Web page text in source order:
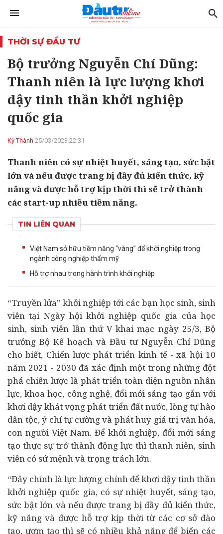
THỜI SỰ ĐẦU TƯ
Bộ trưởng Nguyễn Chí Dũng:
Thanh niên là lực lượng khơi
dậy tinh thần khởi nghiệp
quốc gia
Kỳ Thành 25/03/2023 22:31
Thanh niên có sự nhiệt huyết, sáng tạo, sức bật
lớn và nếu được trang bị đầy đủ kiến thức, kỹ
năng và được hỗ trợ kịp thời thì sẽ trở thành
các start-up nhiều tiềm năng.
TIN LIÊN QUAN
Việt Nam sở hữu tiềm năng “vàng” để khởi nghiệp trong
ngành công nghiệp thẩm mỹ
Hỗ trợ nhau trong hành trình khởi nghiệp
“Truyền lửa”khởi nghiệp tới các bạn học sinh, sinh
viên tại Ngày hội khởi nghiệp quốc gia của học
sinh, sinh viên lần thứ V khai mạc ngày 25/3, Bộ
trưởng Bộ Kế hoạch và Đầu tư Nguyễn Chí Dũng
cho biết, Chiến lược phát triển kinh tế- xã hội 10
năm 2021 - 2030 đã xác định một trong những đột
phá chiến lược là phát triển toàn diện nguồn nhân
lực, khoa học, công nghệ, đổi mới sáng tạo gắn với
khơi dậy khát vọng phát triển đất nước, lòng tự hào
dân tộc, ý chí tự cường và phát huy giá trị văn hóa,
con người Việt Nam. Để khởi nghiệp, đổi mới sáng
tạo thực sự trở thành động lực thì thanh niên, sinh
viên có sứ mệnh và trọng trách lớn.
“Đây chính là lực lượng chính để khơi dậy tinh thần
khởi nghiệp quốc gia, có sự nhiệt huyết, sáng tạo,
sức bật lớn và nếu được trang bị đầy đủ kiến thức,
kỹ năng và được hỗ trợ kịp thời từ các cơ sở đào
tạo, ươm tạo thì sẽ có nhiều khả năng để biến các